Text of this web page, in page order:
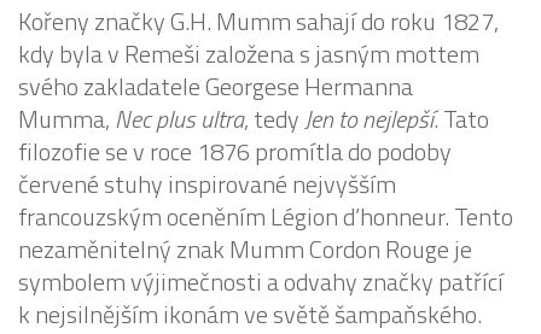
Kořeny značky G.H. Mumm sahají do roku 1827,
kdy byla v Remeši založena s jasným mottem
svého zakladatele Georgese Hermanna
Mumma,Nec plus ultra, tedyJen to nejlepší. Tato
filozofie se v roce 1876 promítla do podoby
červené stuhy inspirované nejvyšším
francouzským oceněním Légion d’honneur. Tento
nezaměnitelný znak Mumm Cordon Rouge je
symbolem výjimečnosti a odvahy značky patřící
k nejsilnějším ikonám ve světě šampaňského.